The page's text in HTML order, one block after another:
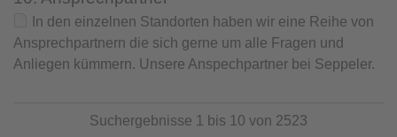
In den einzelnen Standorten haben wir eine Reihe von
Ansprechpartnern die sich gerne um alle Fragen und
Anliegen kümmern. Unsere Anspechpartner bei Seppeler.
Suchergebnisse 1 bis 10 von 2523